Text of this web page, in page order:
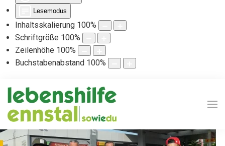
Lesemodus
Inhaltsskalierung 100%
Schriftgröße 100%
Zeilenhöhe 100%
Buchstabenabstand 100%